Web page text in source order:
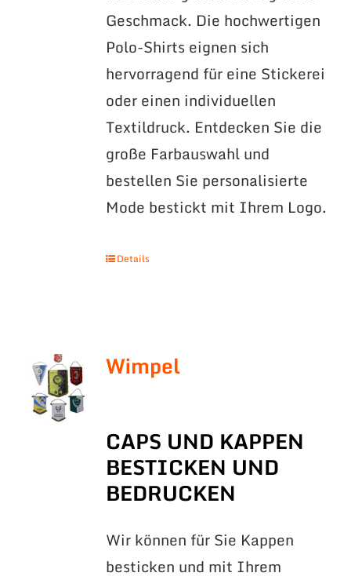
Geschmack. Die hochwertigen
Polo-Shirts eignen sich
hervorragend für eine Stickerei
oder einen individuellen
Textildruck. Entdecken Sie die
große Farbauswahl und
bestellen Sie personalisierte
Mode bestickt mit Ihrem Logo.
Details
Wimpel
CAPS UND KAPPEN
BESTICKEN UND
BEDRUCKEN
Wir können für Sie Kappen
besticken und mit Ihrem